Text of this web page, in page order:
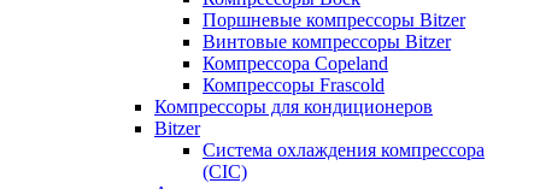
Поршневые компрессоры Bitzer
Винтовые компрессоры Bitzer
Компрессора Copeland
Компрессоры Frascold
Компрессоры для кондиционеров
Bitzer
Система охлаждения компрессора
(CIC)